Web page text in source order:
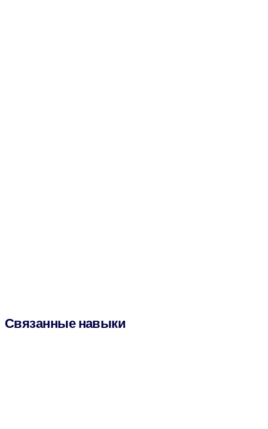
Связанные навыки